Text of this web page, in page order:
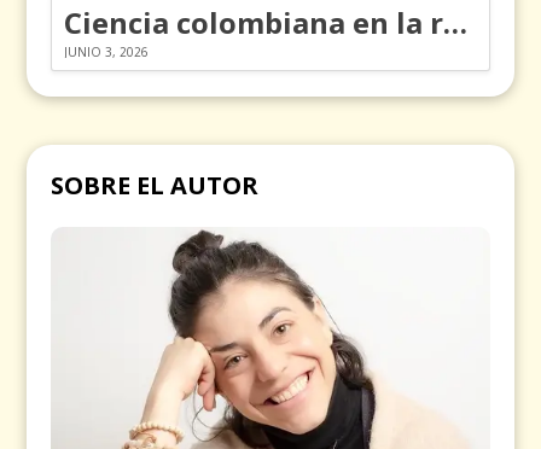
Ciencia colombiana en la revolución de los órganos en chips
JUNIO 3, 2026
SOBRE EL AUTOR